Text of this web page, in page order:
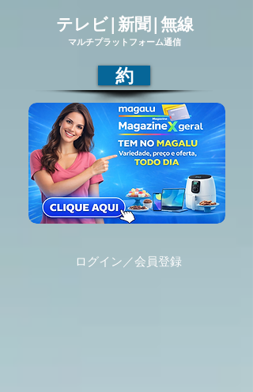
約
テレビ|新聞|無線
マルチプラットフォーム通信
ログイン／会員登録